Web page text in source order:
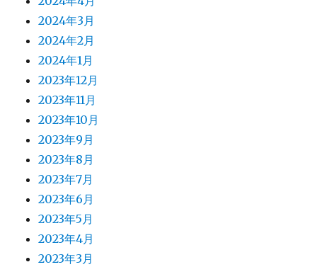
2024年3月
2024年2月
2024年1月
2023年12月
2023年11月
2023年10月
2023年9月
2023年8月
2023年7月
2023年6月
2023年5月
2023年4月
2023年3月